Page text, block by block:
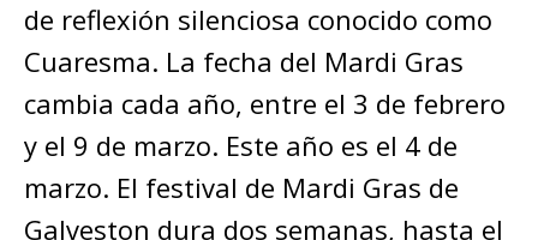
de reflexión silenciosa conocido como
Cuaresma. La fecha del Mardi Gras
cambia cada año, entre el 3 de febrero
y el 9 de marzo. Este año es el 4 de
marzo. El festival de Mardi Gras de
Galveston dura dos semanas, hasta el